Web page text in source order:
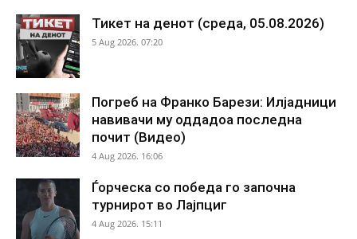
Тикет на денот (среда, 05.08.2026)
5 Aug 2026. 07:20
Погреб на Франко Барези: Илјадници
навивачи му оддадоа последна
почит (Видео)
4 Aug 2026. 16:06
Ѓорческа со победа го започна
турнирот во Лајпциг
4 Aug 2026. 15:11